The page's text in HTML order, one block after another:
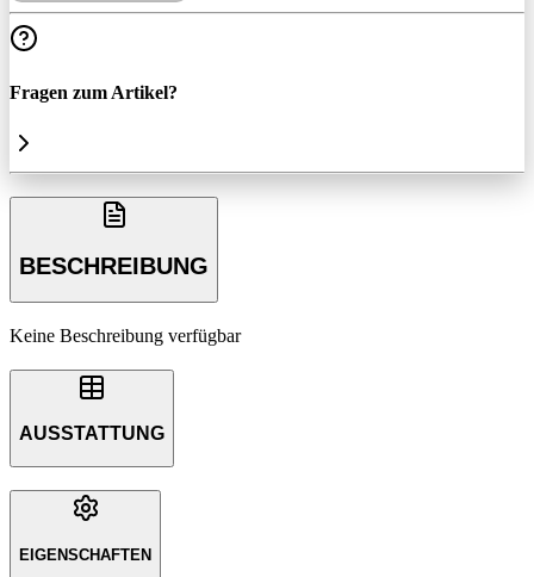
Fragen zum Artikel?
BESCHREIBUNG
Keine Beschreibung verfügbar
AUSSTATTUNG
EIGENSCHAFTEN